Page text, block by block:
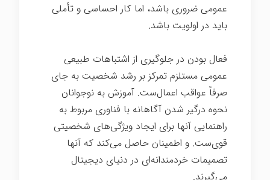
عمومی ضروری باشد، اما کار احساسی و تأملی
باید در اولویت باشد.
فعال بودن در جلوگیری از اشتباهات طبیعی
عمومی مستلزم تمرکز بر رشد شخصیت به جای
صرفاً عواقب اعمال‌ست. آموزش به نوجوانان
نحوه درگیر شدن آگاهانه با فناوری مربوط به
راهنمایی آنها برای ایجاد ویژگی‌های شخصیتی
قوی‌ست. و اطمینان حاصل می‌کند که آنها
تصمیمات خردمندانه‌ای در دنیای دیجیتال
می‌گیرند.